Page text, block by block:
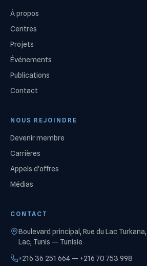
À propos
Centres
Projets
Événements
Publications
Contact
NOUS REJOINDRE
Devenir membre
Carrières
Appels d'offres
Médias
CONTACT
Boulevard principal, Rue du Lac
Lac, Tunis — Tunisie
+216 36 251 664 — +216 70 753 998